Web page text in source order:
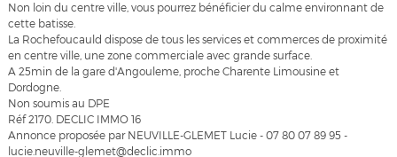
Non loin du centre ville, vous pourrez bénéficier du calme environnant de
cette batisse.
La Rochefoucauld dispose de tous les services et commerces de proximité
en centre ville, une zone commerciale avec grande surface.
A 25min de la gare d'Angouleme, proche Charente Limousine et
Dordogne.
Non soumis au DPE
Réf 2170. DECLIC IMMO 16
Annonce proposée par NEUVILLE-GLEMET Lucie - 07 80 07 89 95 -
lucie.neuville-glemet@declic.immo